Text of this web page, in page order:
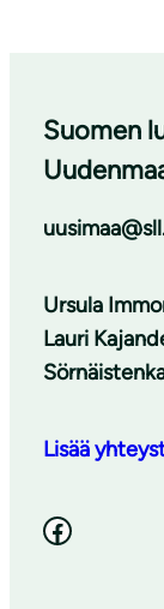
Suomen
Ursula
Lauri
Lisää
Facebook